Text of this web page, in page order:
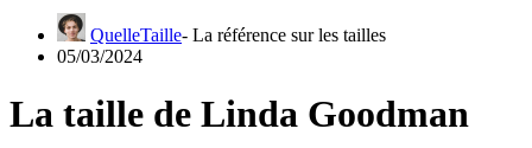
QuelleTaille
05/03/2024
La taille de Linda Goodman